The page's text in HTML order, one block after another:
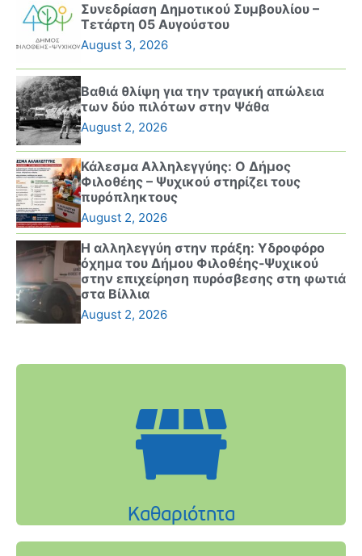
Συνεδρίαση Δημοτικού Συμβουλίου –
Τετάρτη 05 Αυγούστου
August 3, 2026
Βαθιά θλίψη για την τραγική απώλεια
των δύο πιλότων στην Ψάθα
August 2, 2026
Κάλεσμα Αλληλεγγύης: Ο Δήμος
Φιλοθέης – Ψυχικού στηρίζει τους
πυρόπληκτους
August 2, 2026
Η αλληλεγγύη στην πράξη: Υδροφόρο
όχημα του Δήμου Φιλοθέης-Ψυχικού
στην επιχείρηση πυρόσβεσης στη φωτιά
στα Βίλλια
August 2, 2026